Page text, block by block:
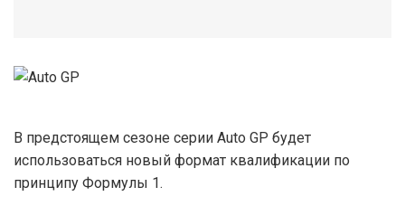
В предстоящем сезоне серии Auto GP будет
использоваться новый формат квалификации по
принципу Формулы 1.